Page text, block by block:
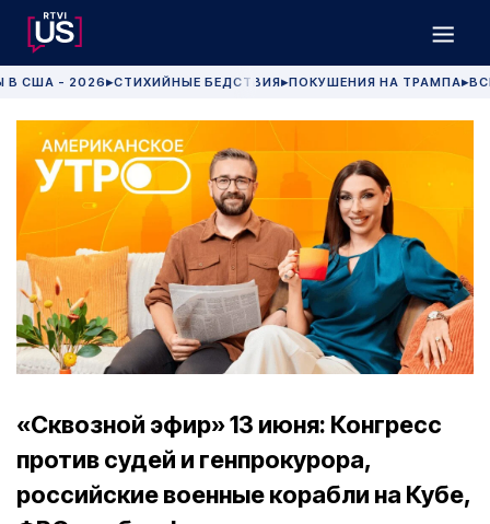
В США - 2026 ▶СТИХИЙНЫЕ БЕДСТВИЯ▶ПОКУШЕНИЯ НА ТРАМПА▶
«Сквозной эфир» 13 июня: Конгресс
против судей и генпрокурора,
российские военные корабли на Кубе,